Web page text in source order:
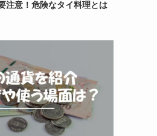
注意！危険なタイ料理とは